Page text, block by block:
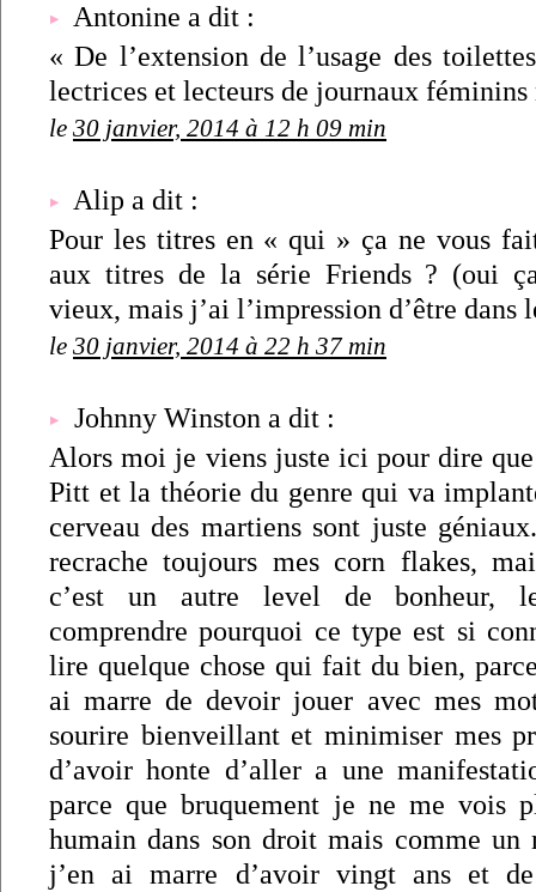
Antonine a dit :
« De l’extension de l’usage des
lectrices et lecteurs de journaux féminins
le 30 janvier, 2014 à 12 h 09 min
Alip a dit :
Pour les titres en « qui » ça ne vous
aux titres de la série Friends ? (oui
vieux, mais j’ai l’impression d’être dans
le 30 janvier, 2014 à 22 h 37 min
Johnny Winston a dit :
Alors moi je viens juste ici pour dire
Pitt et la théorie du genre qui va
cerveau des martiens sont juste
recrache toujours mes corn flakes,
c’est un autre level de bonheur,
comprendre pourquoi ce type est si
lire quelque chose qui fait du bien,
ai marre de devoir jouer avec mes
sourire bienveillant et minimiser mes
d’avoir honte d’aller a une
parce que bruquement je ne me vois
humain dans son droit mais comme un
j’en ai marre d’avoir vingt ans et